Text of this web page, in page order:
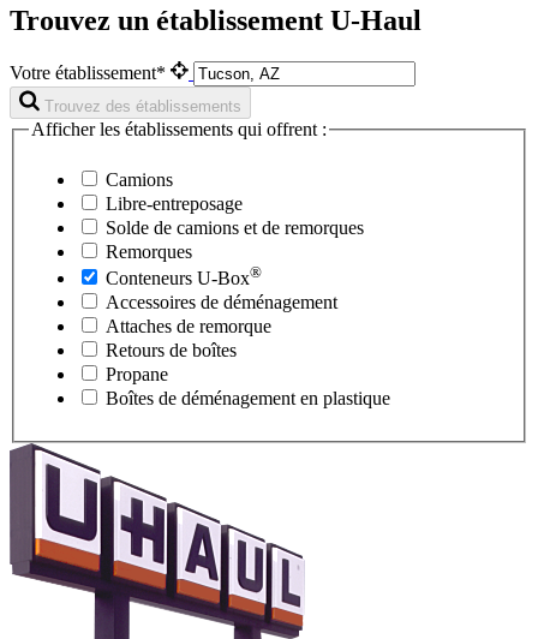
Trouvez un établissement U-Haul
Votre établissement*
Trouvez des établissements
Afficher les établissements qui offrent :
Camions
Libre-entreposage
Solde de camions et de remorques
Remorques
Conteneurs U-Box®
Accessoires de déménagement
Attaches de remorque
Retours de boîtes
Propane
Boîtes de déménagement en plastique